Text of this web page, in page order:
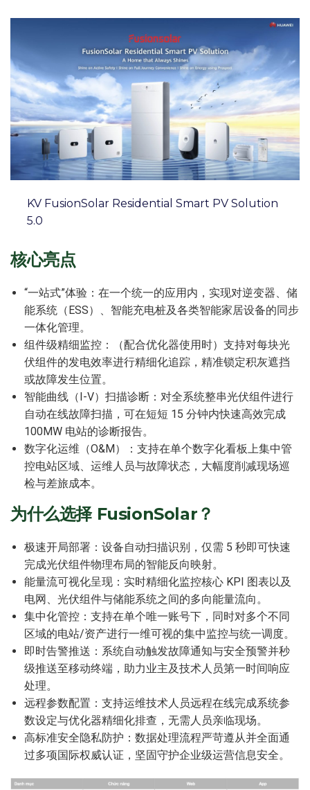
KV FusionSolar Residential Smart PV Solution
5.0
核心亮点
“一站式”体验：在一个统一的应用内，实现对逆变器、储
能系统（ESS）、智能充电桩及各类智能家居设备的同步
一体化管理。
组件级精细监控：（配合优化器使用时）支持对每块光
伏组件的发电效率进行精细化追踪，精准锁定积灰遮挡
或故障发生位置。
智能曲线（I-V）扫描诊断：对全系统整串光伏组件进行
自动在线故障扫描，可在短短 15 分钟内快速高效完成
100MW 电站的诊断报告。
数字化运维（O&M）：支持在单个数字化看板上集中管
控电站区域、运维人员与故障状态，大幅度削减现场巡
检与差旅成本。
为什么选择 FusionSolar？
极速开局部署：设备自动扫描识别，仅需 5 秒即可快速
完成光伏组件物理布局的智能反向映射。
能量流可视化呈现：实时精细化监控核心 KPI 图表以及
电网、光伏组件与储能系统之间的多向能量流向。
集中化管控：支持在单个唯一账号下，同时对多个不同
区域的电站/资产进行一维可视的集中监控与统一调度。
即时告警推送：系统自动触发故障通知与安全预警并秒
级推送至移动终端，助力业主及技术人员第一时间响应
处理。
远程参数配置：支持运维技术人员远程在线完成系统参
数设定与优化器精细化排查，无需人员亲临现场。
高标准安全隐私防护：数据处理流程严苛遵从并全面通
过多项国际权威认证，坚固守护企业级运营信息安全。